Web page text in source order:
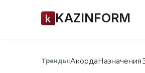
KAZINFORM
Тренды:АкордаНазначения